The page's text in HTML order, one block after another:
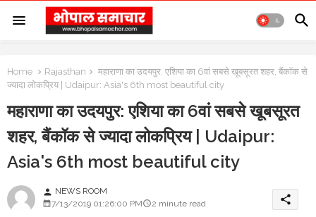
Home Rajasthan
महाराणा का उदयपुर: एशिया का 6वां सबसे खूबसूरत शहर, बैंकॉक से
ज्यादा लोकप्रिय | Udaipur: Asia's 6th most beautiful city
महाराणा का उदयपुर: एशिया का 6वां सबसे खूबसूरत
शहर, बैंकॉक से ज्यादा लोकप्रिय | Udaipur:
Asia's 6th most beautiful city
person NEWS ROOM
7/13/2019 01:26:00 PM
2 minute read share